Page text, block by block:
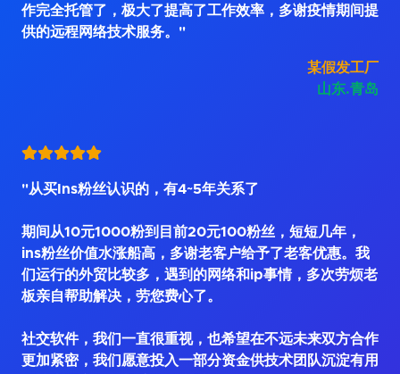
作完全托管了，极大了提高了工作效率，多谢疫情期间提
供的远程网络技术服务。"
某假发工厂
山东.青岛
"从买Ins粉丝认识的，有4~5年关系了
期间从10元1000粉到目前20元100粉丝，短短几年，
ins粉丝价值水涨船高，多谢老客户给予了老客优惠。我
们运行的外贸比较多，遇到的网络和ip事情，多次劳烦老
板亲自帮助解决，劳您费心了。
社交软件，我们一直很重视，也希望在不远未来双方合作
更加紧密，我们愿意投入一部分资金供技术团队沉淀有用